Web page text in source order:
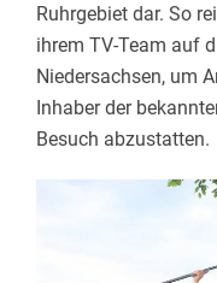
Ruhrgebiet dar. So
ihrem TV-Team auf
Niedersachsen, um
Inhaber der
Besuch abzustatten.